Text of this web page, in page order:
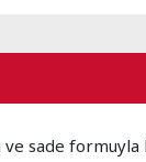
ve sade formuyla